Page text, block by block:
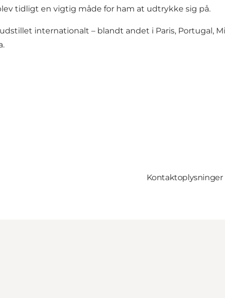
tidligt en vigtig måde for ham at udtrykke sig på.
internationalt – blandt andet i Paris, Portugal,
Kontaktoplysninger